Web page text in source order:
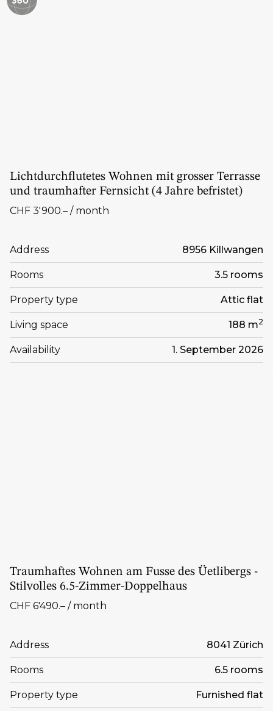
Lichtdurchflutetes Wohnen mit grosser Terrasse
und traumhafter Fernsicht (4 Jahre befristet)
CHF 3'900.– / month
Address 8956 Killwangen
Rooms 3.5 rooms
Property type Attic flat
Living space 188 m2
Availability 1. September 2026
Traumhaftes Wohnen am Fusse des Üetlibergs -
Stilvolles 6.5-Zimmer-Doppelhaus
CHF 6'490.– / month
Address 8041 Zürich
Rooms 6.5 rooms
Property type Furnished flat